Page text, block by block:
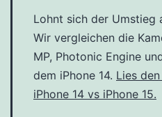
Lohnt sich der Umstieg
Wir vergleichen die
MP, Photonic Engine
dem iPhone 14. Lies
iPhone 14 vs iPhone 15.